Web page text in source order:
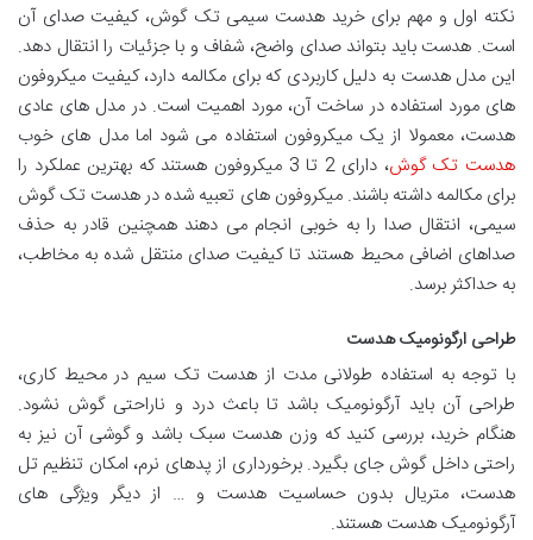
نکته اول و مهم برای خرید هدست سیمی تک گوش، کیفیت صدای آن
است. هدست باید بتواند صدای واضح، شفاف و با جزئیات را انتقال دهد.
این مدل هدست به دلیل کاربردی که برای مکالمه دارد، کیفیت میکروفون
های مورد استفاده در ساخت آن، مورد اهمیت است. در مدل های عادی
هدست، معمولا از یک میکروفون استفاده می شود اما مدل های خوب
هدست تک گوش
، دارای 2 تا 3 میکروفون هستند که بهترین عملکرد را
برای مکالمه داشته باشند. میکروفون های تعبیه شده در هدست تک گوش
سیمی، انتقال صدا را به خوبی انجام می دهند همچنین قادر به حذف
صداهای اضافی محیط هستند تا کیفیت صدای منتقل شده به مخاطب،
به حداکثر برسد.
طراحی ارگونومیک هدست
با توجه به استفاده طولانی مدت از هدست تک سیم در محیط کاری،
طراحی آن باید آرگونومیک باشد تا باعث درد و ناراحتی گوش نشود.
هنگام خرید، بررسی کنید که وزن هدست سبک باشد و گوشی آن نیز به
راحتی داخل گوش جای بگیرد. برخورداری از پدهای نرم، امکان تنظیم تل
هدست، متریال بدون حساسیت هدست و … از دیگر ویژگی های
آرگونومیک هدست هستند.